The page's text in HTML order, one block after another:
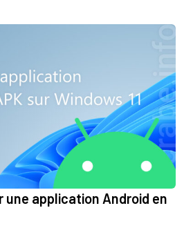
une application Android en